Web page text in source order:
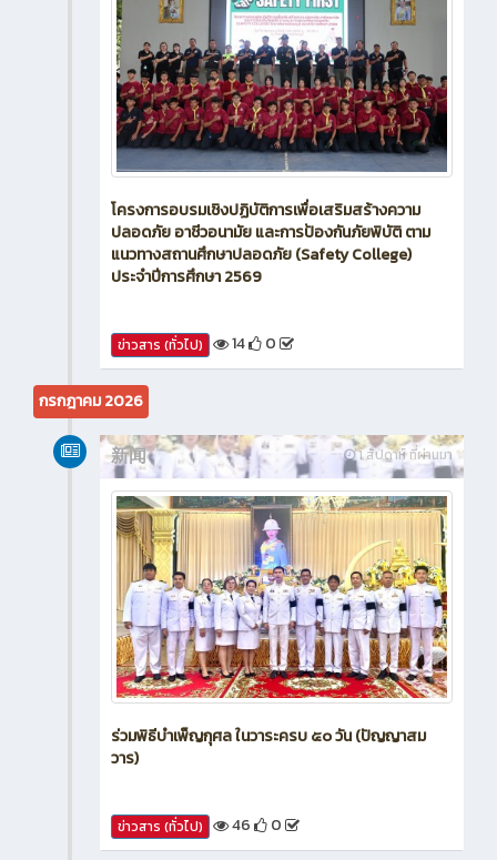
โครงการอบรมเชิงปฏิบัติการเพื่อเสริมสร้างความ
ปลอดภัย อาชีวอนามัย และการป้องกันภัยพิบัติ ตาม
แนวทางสถานศึกษาปลอดภัย (Safety College)
ประจำปีการศึกษา 2569
ข่าวสาร (ทั่วไป) 14 0
กรกฎาคม 2026
1 สัปดาห์ ที่ผ่านมา
新闻
ร่วมพิธีบำเพ็ญกุศล ในวาระครบ ๕๐ วัน (ปัญญาสม
วาร)
ข่าวสาร (ทั่วไป) 46 0